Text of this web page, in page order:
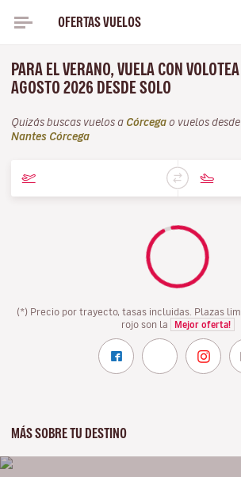
OFERTAS VUELOS
PARA EL VERANO, VUELA CON VOLOTEA
AGOSTO 2026 DESDE SOLO
Quizás buscas vuelos a Córcega o vuelos desde
Nantes Córcega
(*) Precio por trayecto, tasas incluidas. Plazas
rojo son la
Mejor oferta!
MÁS SOBRE TU DESTINO